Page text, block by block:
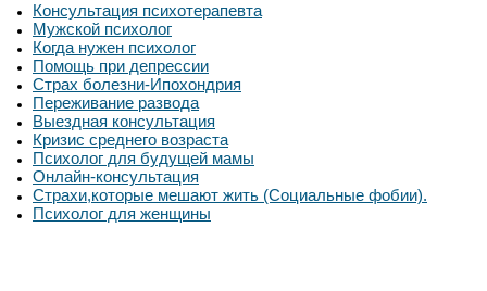
Консультация психотерапевта
Мужской психолог
Когда нужен психолог
Помощь при депрессии
Страх болезни-Ипохондрия
Переживание развода
Выездная консультация
Кризис среднего возраста
Психолог для будущей мамы
Онлайн-консультация
Страхи,которые мешают жить (Социальные фобии).
Психолог для женщины